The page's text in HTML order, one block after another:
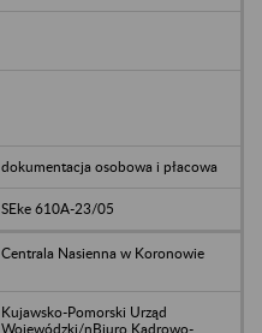
dokumentacja osobowa i płacowa
SEke 610A-23/05
Centrala Nasienna w Koronowie
Kujawsko-Pomorski Urząd
Wojewódzki/nBiuro Kadrowo-